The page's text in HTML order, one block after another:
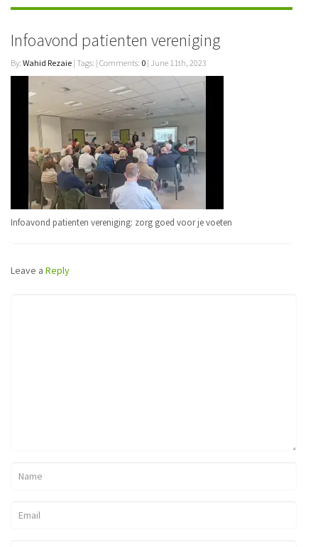
Infoavond patienten vereniging
By: Wahid Rezaie | Tags: | Comments: 0 | June 11th, 2023
Infoavond patienten vereniging: zorg goed voor je voeten
Leave a Reply